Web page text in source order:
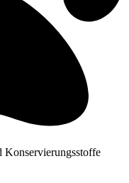
Konservierungsstoffe